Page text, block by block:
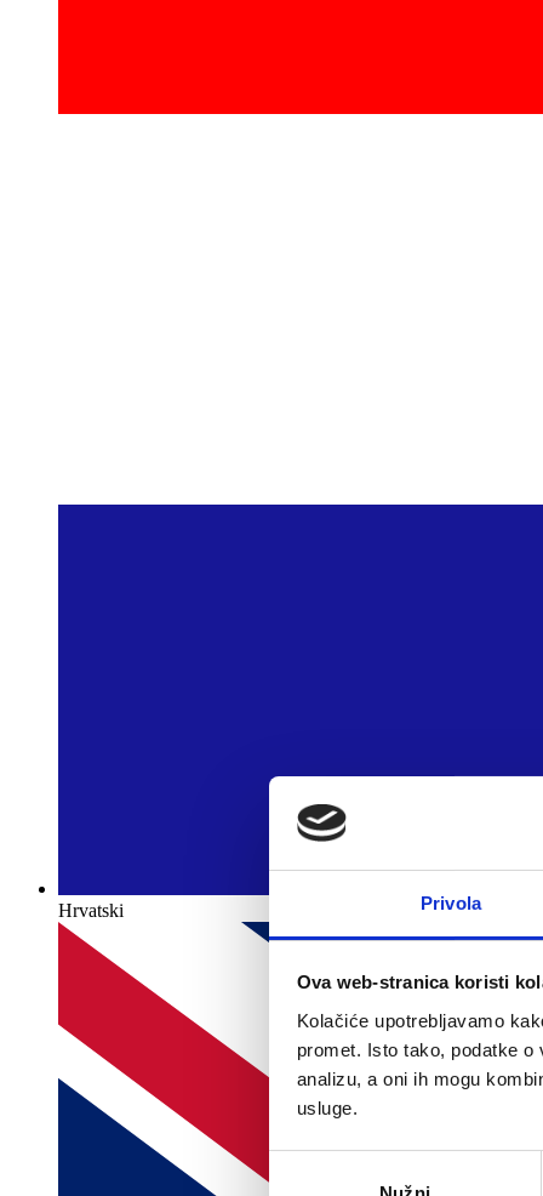
Privola
Ova web-stranica koristi
Kolačiće upotrebljavamo
promet. Isto tako, podatke
analizu, a oni ih mogu
usluge.
Hrvatski